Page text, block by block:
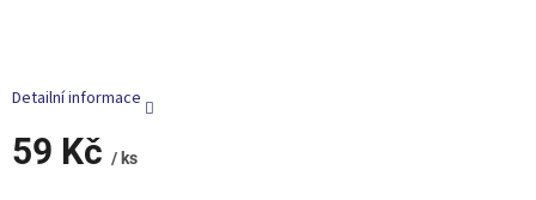
59 Kč / ks
Detailní informace